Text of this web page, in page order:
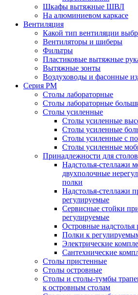
Шкафы вытяжные ШВЛ
На алюминиевом каркасе
Вентиляция
Какой тип вентиляции
Вентиляторы и шиберы
Фильтры
Пластиковые вытяжные
Вытяжные зонты
Воздуховоды и фасонные
Серия РМ
Столы лабораторные
Столы лабораторные
Столы усиленные
Столы усиленные
Столы усиленные
Столы усиленные с
Столы усиленные
Принадлежности для столов
Надстолья-стеллажи
двухполочные
полки
Надстолья-стеллажи
регулируемые
Сервисные стойки
регулируемые
Островные надстолья
Полки к
Электрические
Сантехнические
Столы пристенные
Столы островные
Столы и столы-тумбы
к островным столам